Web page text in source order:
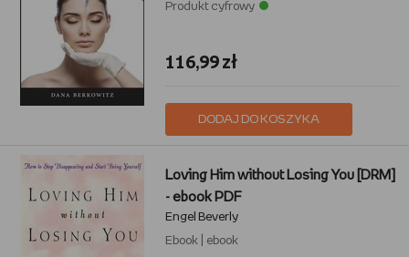
Produkt cyfrowy
116,99 zł
DODAJ DO KOSZYKA
Loving Him without Losing You [DRM]
- ebook PDF
Engel Beverly
Ebook
ebook